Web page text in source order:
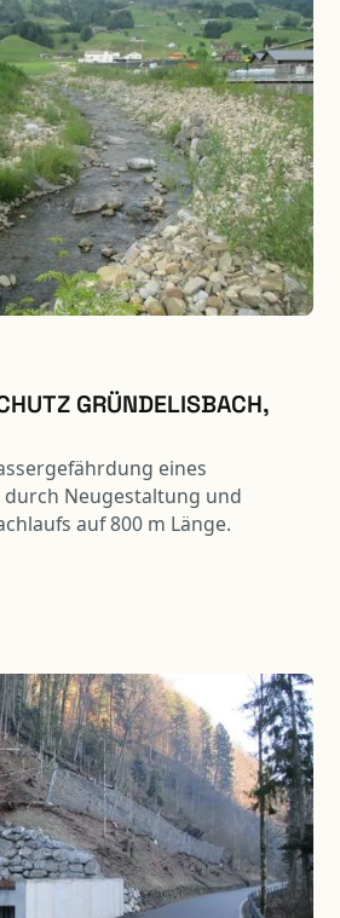
GRÜNDELISBACH,
eines
Neugestaltung und
auf 800 m Länge.
Ausscheidung
Riedfläche und